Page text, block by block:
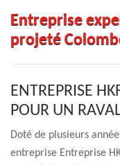
Entreprise
projeté
ENTREPRISE
POUR UN
Doté de plusieurs
entreprise Entreprise